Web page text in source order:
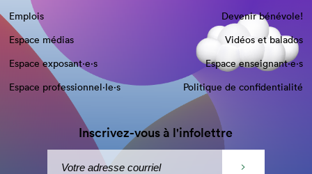
Emplois
Devenir bénévole!
Espace médias
Vidéos et balados
Espace exposant·e⋅s
Espace enseignant·e⋅s
Espace professionnel·le⋅s
Politique de confidentialité
Inscrivez-vous à l'infolettre